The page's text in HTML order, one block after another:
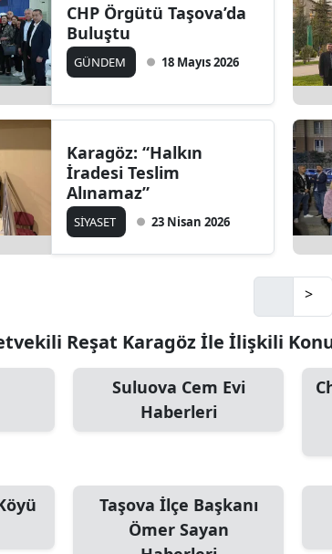
CHP Örgütü Taşova’da
Buluştu
GÜNDEM 18 Mayıs 2026
Karagöz: “Halkın
İradesi Teslim
Alınamaz”
SİYASET 23 Nisan 2026
>
Reşat Karagöz İle İlişkili
Suluova Cem Evi
Haberleri
Taşova İlçe Başkanı
Ömer Sayan